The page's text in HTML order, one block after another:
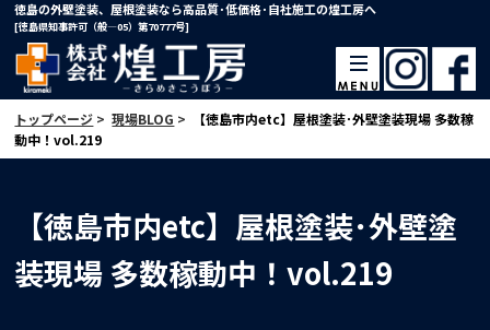
徳島の外壁塗装、屋根塗装なら高品質･低価格･自社施工の煌工房へ
[徳島県知事許可（般―05）第70777号]
トップページ > 現場BLOG >
【徳島市内etc】屋根塗装･外壁塗装現場 多数稼
動中！vol.219
【徳島市内etc】屋根塗装･外壁塗
装現場 多数稼動中！vol.219